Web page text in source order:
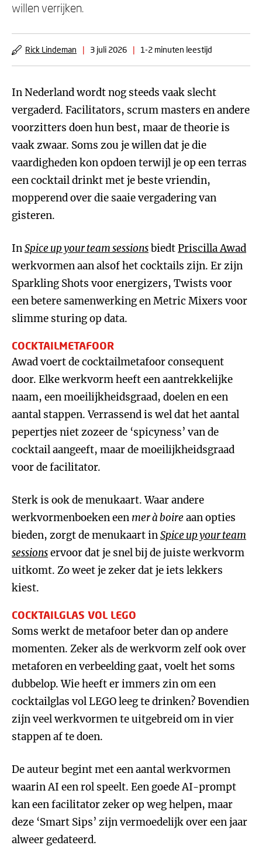
willen verrijken.
Rick Lindeman | 3 juli 2026 | 1-2 minuten leestijd
In Nederland wordt nog steeds vaak slecht
vergaderd. Facilitators, scrum masters en andere
voorzitters doen hun best, maar de theorie is
vaak zwaar. Soms zou je willen dat je die
vaardigheden kon opdoen terwijl je op een terras
een cocktail drinkt met je beste vriendin,
mopperend over die saaie vergadering van
gisteren.
InSpice up your team sessionsbiedtPriscilla Awad
werkvormen aan alsof het cocktails zijn. Er zijn
Sparkling Shots voor energizers, Twists voor
een betere samenwerking en Metric Mixers voor
slimme sturing op data.
COCKTAILMETAFOOR
Awad voert de cocktailmetafoor consequent
door. Elke werkvorm heeft een aantrekkelijke
naam, een moeilijkheidsgraad, doelen en een
aantal stappen. Verrassend is wel dat het aantal
pepertjes niet zozeer de ‘spicyness’ van de
cocktail aangeeft, maar de moeilijkheidsgraad
voor de facilitator.
Sterk is ook de menukaart. Waar andere
werkvormenboeken een mer à boire aan opties
bieden, zorgt de menukaart inSpice up your team
sessionservoor dat je snel bij de juiste werkvorm
uitkomt. Zo weet je zeker dat je iets lekkers
kiest.
COCKTAILGLAS VOL LEGO
Soms werkt de metafoor beter dan op andere
momenten. Zeker als de werkvorm zelf ook over
metaforen en verbeelding gaat, voelt het soms
dubbelop. Wie heeft er immers zin om een
cocktailglas vol LEGO leeg te drinken? Bovendien
zijn veel werkvormen te uitgebreid om in vier
stappen af te doen.
De auteur begint met een aantal werkvormen
waarin AI een rol speelt. Een goede AI-prompt
kan een facilitator zeker op weg helpen, maar
deze ‘Smart Sips’ zijn vermoedelijk over een jaar
alweer gedateerd.